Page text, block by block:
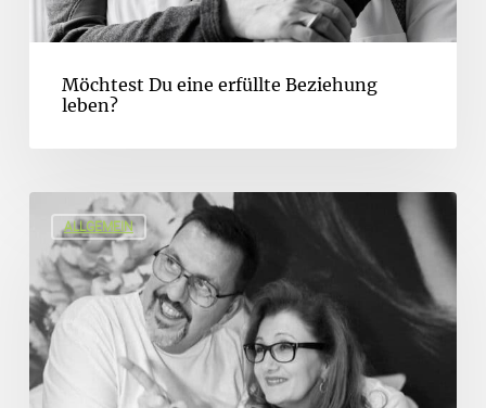
Möchtest Du eine erfüllte Beziehung
leben?
ALLGEMEIN